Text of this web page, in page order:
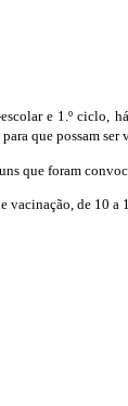
e 1.º ciclo,
que possam
que foram
vacinação, de 10 a